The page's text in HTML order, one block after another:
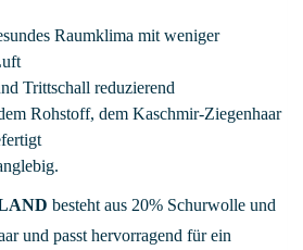
Raumklima mit weniger
Trittschall reduzierend
Rohstoff, dem Kaschmir-Ziegenhaar
besteht aus 20% Schurwolle und
und passt hervorragend für ein